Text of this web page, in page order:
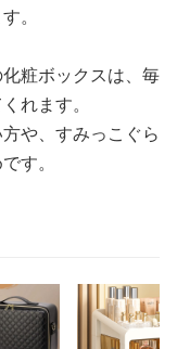
。
粧ボックスは、毎
れます。
や、すみっこぐら
す。